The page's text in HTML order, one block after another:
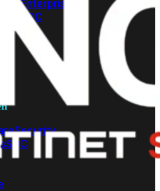
Enterprise
SOC
Security
SOC